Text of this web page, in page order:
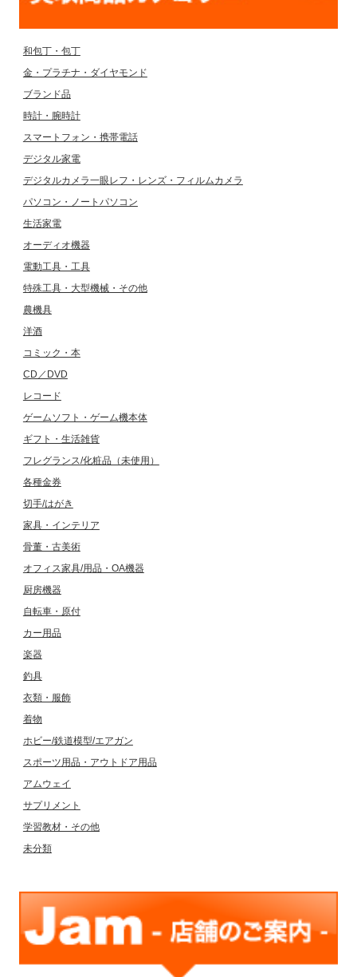
和包丁・包丁
金・プラチナ・ダイヤモンド
ブランド品
時計・腕時計
スマートフォン・携帯電話
デジタル家電
デジタルカメラ一眼レフ・レンズ・フィルムカメラ
パソコン・ノートパソコン
生活家電
オーディオ機器
電動工具・工具
特殊工具・大型機械・その他
農機具
洋酒
コミック・本
CD／DVD
レコード
ゲームソフト・ゲーム機本体
ギフト・生活雑貨
フレグランス/化粧品（未使用）
各種金券
切手/はがき
家具・インテリア
骨董・古美術
オフィス家具/用品・OA機器
厨房機器
自転車・原付
カー用品
楽器
釣具
衣類・服飾
着物
ホビー/鉄道模型/エアガン
スポーツ用品・アウトドア用品
アムウェイ
サプリメント
学習教材・その他
未分類